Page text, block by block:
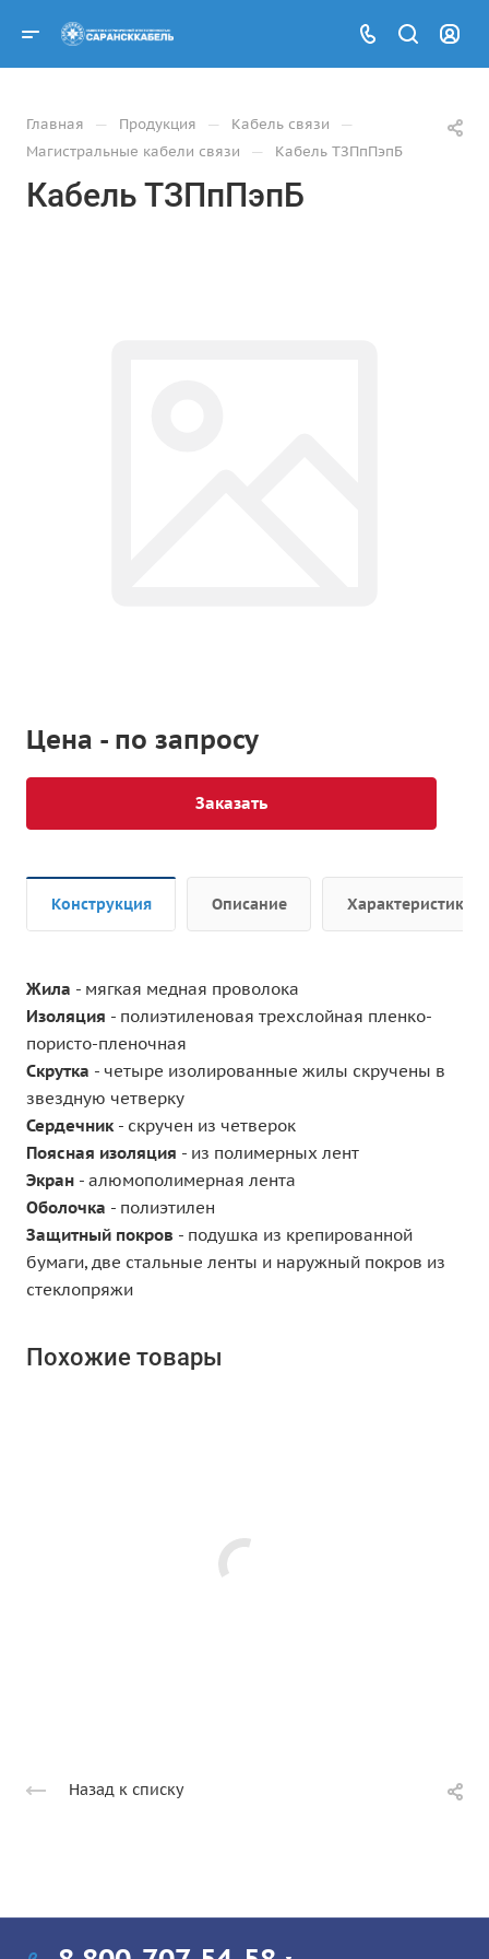
Главная — Продукция — Кабель связи —
Магистральные кабели связи — Кабель ТЗПпПэпБ
Кабель ТЗПпПэпБ
Цена - по запросу
Заказать
Конструкция Описание Характеристики
Жила - мягкая медная проволока
Изоляция - полиэтиленовая трехслойная пленко-
пористо-пленочная
Скрутка - четыре изолированные жилы скручены в
звездную четверку
Сердечник- скручен из четверок
Поясная изоляция - из полимерных лент
Экран - алюмополимерная лента
Оболочка - полиэтилен
Защитный покров - подушка из крепированной
бумаги, две стальные ленты и наружный покров из
стеклопряжи
Похожие товары
Назад к списку